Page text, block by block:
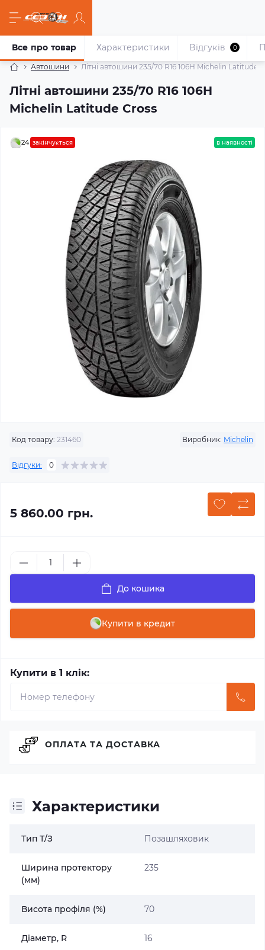
Автошини Літні автошини 235/70 R16 106H Michelin Latitude
Літні автошини 235/70 R16 106H
Michelin Latitude Cross
Все про товар Характеристики Відгуків 0
24 закінчується в наявності
Код товару: 231460 Виробник: Michelin
Відгуки: 0
5 860.00 грн.
До кошика
Купити в кредит
Купити в 1 клік:
Характеристики
Тип Т/З Позашляховик
Ширина протектору
(мм)
235
Висота профіля (%) 70
Діаметр, R 16
ОПЛАТА ТА ДОСТАВКА